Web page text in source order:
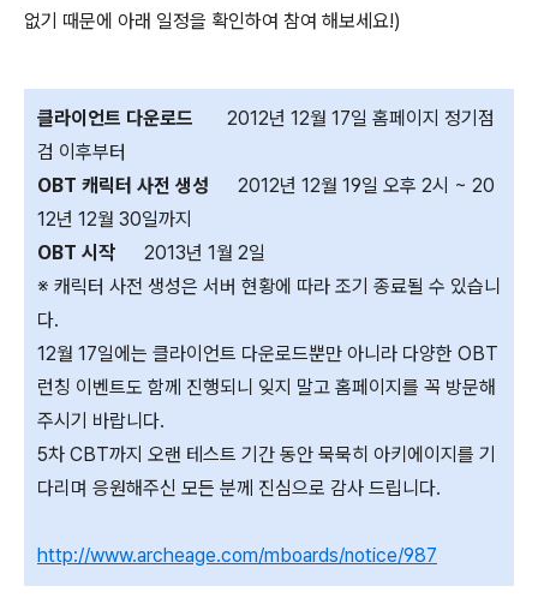
없기 때문에 아래 일정을 확인하여 참여 해보세요!)
클라이언트 다운로드 2012년 12월 17일 홈페이지 정기점
검 이후부터
OBT 캐릭터 사전 생성 2012년 12월 19일 오후 2시 ~ 20
12년 12월 30일까지
OBT 시작 2013년 1월 2일
※ 캐릭터 사전 생성은 서버 현황에 따라 조기 종료될 수 있습니
다.
12월 17일에는 클라이언트 다운로드뿐만 아니라 다양한 OBT
런칭 이벤트도 함께 진행되니 잊지 말고 홈페이지를 꼭 방문해
주시기 바랍니다.
5차 CBT까지 오랜 테스트 기간 동안 묵묵히 아키에이지를 기
다리며 응원해주신 모든 분께 진심으로 감사 드립니다.
http://www.archeage.com/mboards/notice/987